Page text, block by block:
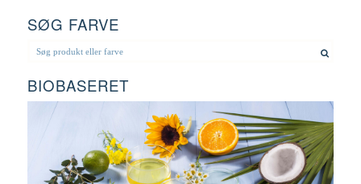
SØG FARVE
BIOBASERET